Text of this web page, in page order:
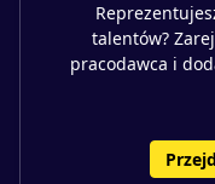
talentów?
pracodawca i